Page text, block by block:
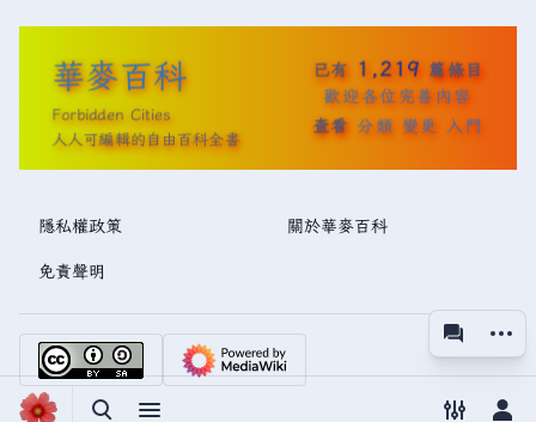
視圖
更多
華麥百科
Forbidden Cities
人人可編輯的自由百科全書
已有 1,219 篇條目
歡迎各位完善內容
查看 分類 變更 入門
隱私權政策 關於華麥百科
免責聲明